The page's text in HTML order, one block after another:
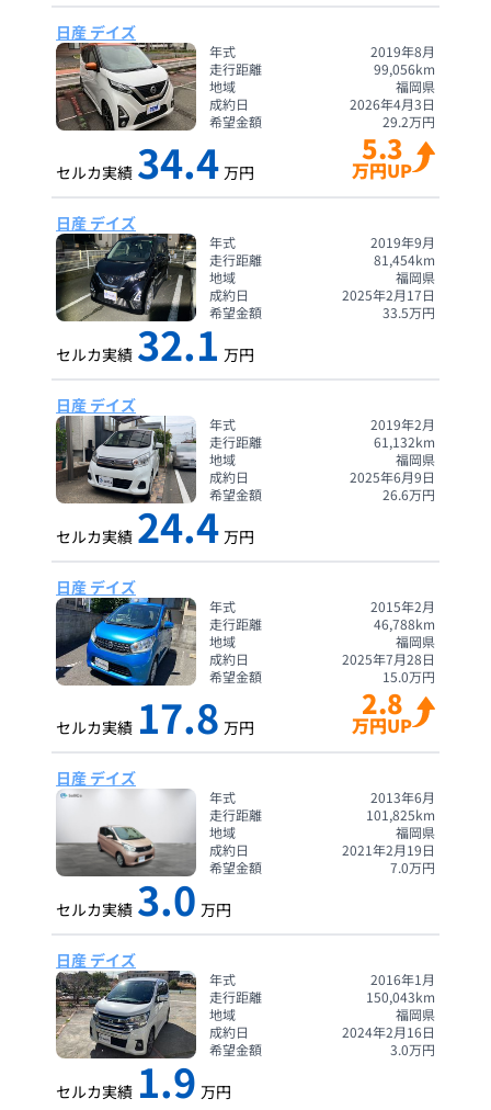
日産 デイズ
年式
2019年8月
走行距離
99,056km
地域
福岡県
成約日
2026年4月3日
希望金額
29.2万円
セルカ実績 34.4 万円
5.3
万円UP
日産 デイズ
年式
2019年9月
走行距離
81,454km
地域
福岡県
成約日
2025年2月17日
希望金額
33.5万円
セルカ実績 32.1 万円
日産 デイズ
年式
2019年2月
走行距離
61,132km
地域
福岡県
成約日
2025年6月9日
希望金額
26.6万円
セルカ実績 24.4 万円
日産 デイズ
年式
2015年2月
走行距離
46,788km
地域
福岡県
成約日
2025年7月28日
希望金額
15.0万円
セルカ実績 17.8 万円
2.8
万円UP
日産 デイズ
年式
2013年6月
走行距離
101,825km
地域
福岡県
成約日
2021年2月19日
希望金額
7.0万円
セルカ実績 3.0 万円
日産 デイズ
年式
2016年1月
走行距離
150,043km
地域
福岡県
成約日
2024年2月16日
希望金額
3.0万円
セルカ実績 1.9 万円